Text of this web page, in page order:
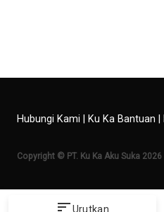
sortUrutkan
Hubungi Kami Ku Ka Bantuan
Copyright © PT. Ku Ka Aku Suka 2026